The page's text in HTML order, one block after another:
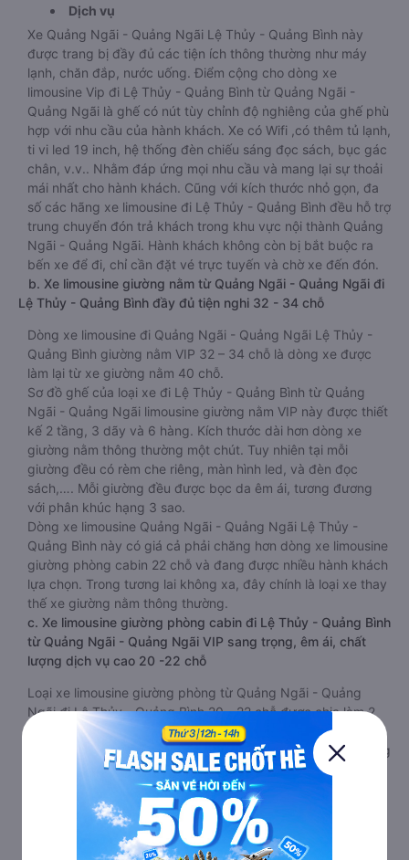
Dịch vụ
Xe Quảng Ngãi - Quảng Ngãi Lệ Thủy - Quảng Bình này
được trang bị đầy đủ các tiện ích thông thường như máy
lạnh, chăn đắp, nước uống. Điểm cộng cho dòng xe
limousine Vip đi Lệ Thủy - Quảng Bình từ Quảng Ngãi -
Quảng Ngãi là ghế có nút tùy chỉnh độ nghiêng của ghế phù
hợp với nhu cầu của hành khách. Xe có Wifi ,có thêm tủ lạnh,
ti vi led 19 inch, hệ thống đèn chiếu sáng đọc sách, bục gác
chân, v.v.. Nhằm đáp ứng mọi nhu cầu và mang lại sự thoải
mái nhất cho hành khách. Cũng với kích thước nhỏ gọn, đa
số các hãng xe limousine đi Lệ Thủy - Quảng Bình đều hỗ trợ
trung chuyển đón trả khách trong khu vực nội thành Quảng
Ngãi - Quảng Ngãi. Hành khách không còn bị bắt buộc ra
bến xe để đi, chỉ cần đặt vé trực tuyến và chờ xe đến đón.
b. Xe limousine giường nằm từ Quảng Ngãi - Quảng Ngãi đi
Lệ Thủy - Quảng Bình đầy đủ tiện nghi 32 - 34 chỗ
Dòng xe limousine đi Quảng Ngãi - Quảng Ngãi Lệ Thủy -
Quảng Bình giường nằm VIP 32 – 34 chỗ là dòng xe được
làm lại từ xe giường nằm 40 chỗ.
Sơ đồ ghế của loại xe đi Lệ Thủy - Quảng Bình từ Quảng
Ngãi - Quảng Ngãi limousine giường nằm VIP này được thiết
kế 2 tầng, 3 dãy và 6 hàng. Kích thước dài hơn dòng xe
giường nằm thông thường một chút. Tuy nhiên tại mỗi
giường đều có rèm che riêng, màn hình led, và đèn đọc
sách,…. Mỗi giường đều được bọc da êm ái, tương đương
với phân khúc hạng 3 sao.
Dòng xe limousine Quảng Ngãi - Quảng Ngãi Lệ Thủy -
Quảng Bình này có giá cả phải chăng hơn dòng xe limousine
giường phòng cabin 22 chỗ và đang được nhiều hành khách
lựa chọn. Trong tương lai không xa, đây chính là loại xe thay
thế xe giường nằm thông thường.
c. Xe limousine giường phòng cabin đi Lệ Thủy - Quảng Bình
từ Quảng Ngãi - Quảng Ngãi VIP sang trọng, êm ái, chất
lượng dịch vụ cao 20 -22 chỗ
Loại xe limousine giường phòng từ Quảng Ngãi - Quảng
Ngãi đi Lệ Thủy - Quảng Bình 20 - 22 chỗ được chia làm 2
tầng, 2 dãy và 6 hàng, mỗi hàng là 2 cabin riêng biệt. Trong
mỗi xe limousine Quảng Ngãi - Quảng Ngãi Lệ Thủy - Quảng
Bình cabin được trang bị rất nhiều tiện ích phục vụ hành
khách suốt hành trình.
Mỗi phòng, cabin đều có gối nằm rời, có gối ôm, có cái mền
to hơn và dây an toàn seat belt. Giường rộng và dài hơn hai
loại trên, có thể lăn lộn thoải mái. Đặc biệt là hệ thống